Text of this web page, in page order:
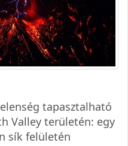
tapasztalható
Valley területén: egy
sík felületén